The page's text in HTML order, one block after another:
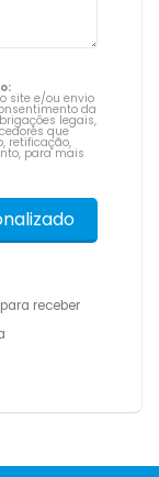
site e/ou envio
da
legais,
que
retificação,
para mais
receber